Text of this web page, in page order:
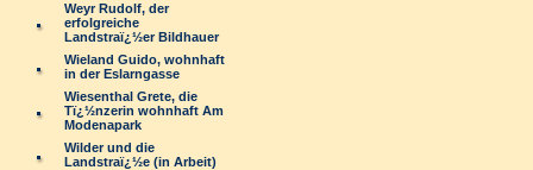
Weyr Rudolf, der
erfolgreiche
Landstraï¿½er Bildhauer
Wieland Guido, wohnhaft
in der Eslarngasse
Wiesenthal Grete, die
Tï¿½nzerin wohnhaft Am
Modenapark
Wilder und die
Landstraï¿½e (in Arbeit)